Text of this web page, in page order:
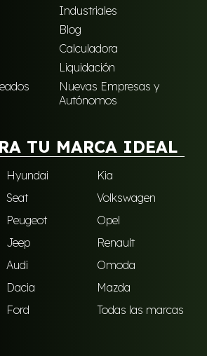
Industriales
Blog
Calculadora
Liquidación
Nuevas Empresas y
Autónomos
TU MARCA IDEAL
Hyundai
Kia
Seat
Volkswagen
Peugeot
Opel
Jeep
Renault
Audi
Omoda
Dacia
Mazda
Ford Todas las marcas